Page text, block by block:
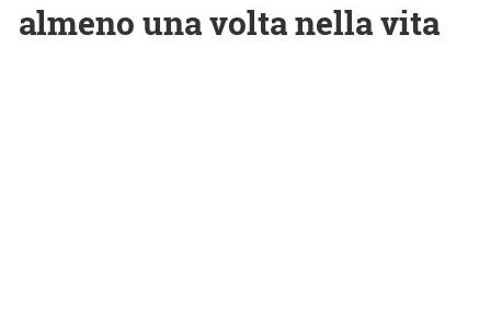
almeno una volta nella vita